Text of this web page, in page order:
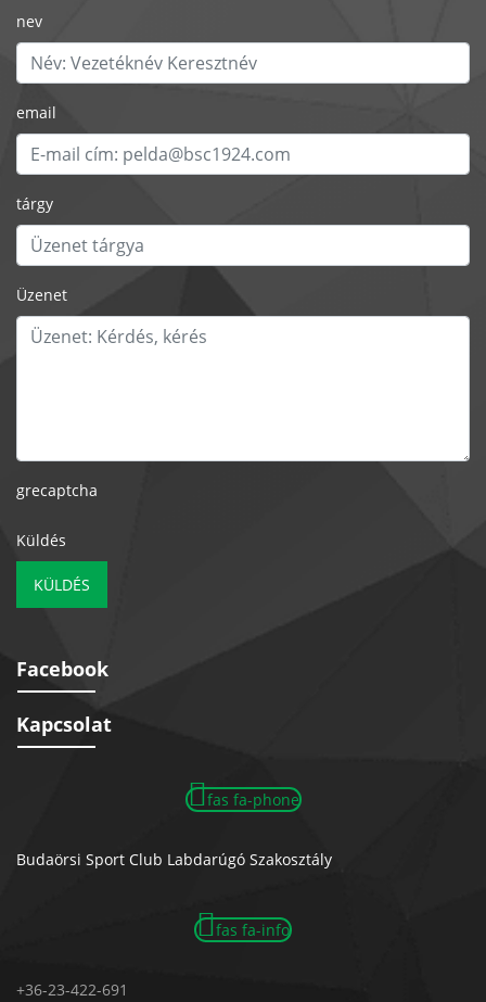
nev
email
tárgy
Üzenet
grecaptcha
Küldés
KÜLDÉS
Facebook
Kapcsolat
fas fa-phone
Budaörsi Sport Club Labdarúgó Szakosztály
fas fa-info
+36-23-422-691